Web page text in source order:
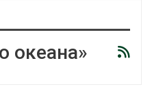
океана»